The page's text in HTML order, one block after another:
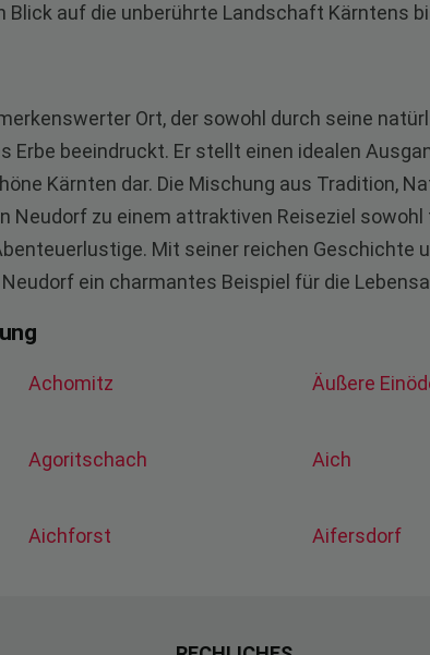
Blick auf die unberührte Landschaft Kärntens
Ort, der sowohl durch seine
Erbe beeindruckt. Er stellt einen idealen
Kärnten dar. Die Mischung aus Tradition,
Neudorf zu einem attraktiven Reiseziel sowohl
Mit seiner reichen Geschichte
ein charmantes Beispiel für die
Achomitz Äußere
Agoritschach Aich
Aichforst Aifersdorf